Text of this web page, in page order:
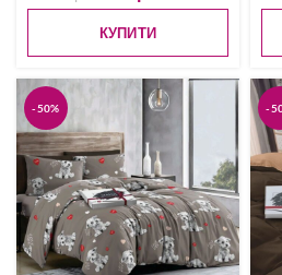
КУПИТИ
-50% -